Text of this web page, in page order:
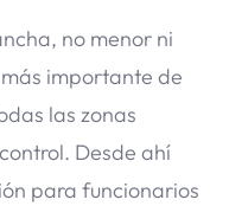
no menor ni
importante de
las zonas
Desde ahí
para funcionarios